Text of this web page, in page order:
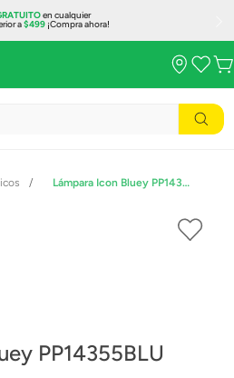
en cualquier
a$499¡Compra ahora!
Lámpara Icon Bluey PP14355BLU
PP14355BLU